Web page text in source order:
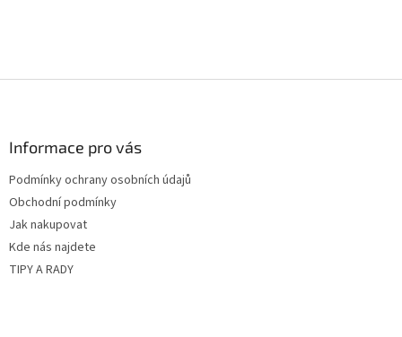
Informace pro vás
Podmínky ochrany osobních údajů
Obchodní podmínky
Jak nakupovat
Kde nás najdete
TIPY A RADY